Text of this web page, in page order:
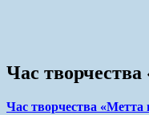
Час творчества
Час творчества «Метта